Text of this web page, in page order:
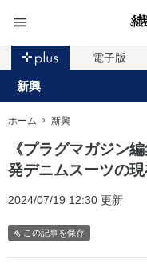
電子版
新興
ホーム 新興
《プラグマガジン
発デニムスーツの
2024/07/19 12:30 更新
この記事を保存